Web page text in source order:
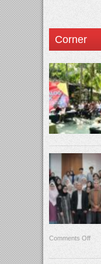
Corner
Comments Off